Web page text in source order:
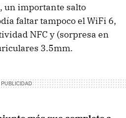
, un importante salto
faltar tampoco el WiFi 6,
NFC y (sorpresa en
3.5mm.